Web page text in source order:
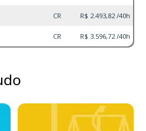
CR R$ 2.493,82 /40h
CR R$ 3.596,72 /40h